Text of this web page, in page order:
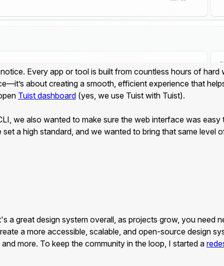
Every app or tool is built from countless hours of
about creating a smooth, efficient experience that
Tuist dashboard (yes, we use Tuist with Tuist).
we also wanted to make sure the web interface was
a high standard, and we wanted to bring that same
a great design system overall, as projects grow, you
a more accessible, scalable, and open-source design
more. To keep the community in the loop, I started a